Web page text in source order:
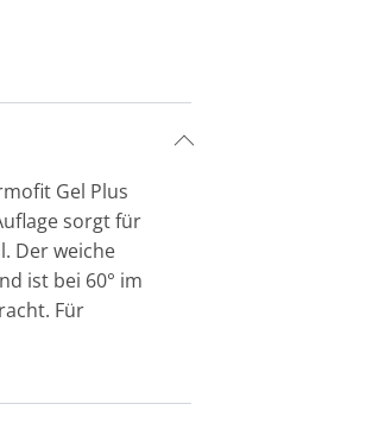
Gel Plus
sorgt für
Der weiche
ist bei 60° im
Für